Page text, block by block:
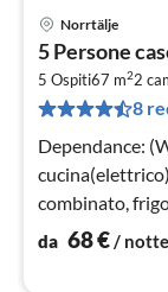
Norrtälje
5 Persone
5 Ospiti67 m22
8
Dependance: (WC) Cucina
combinato,
da 68€/ notte